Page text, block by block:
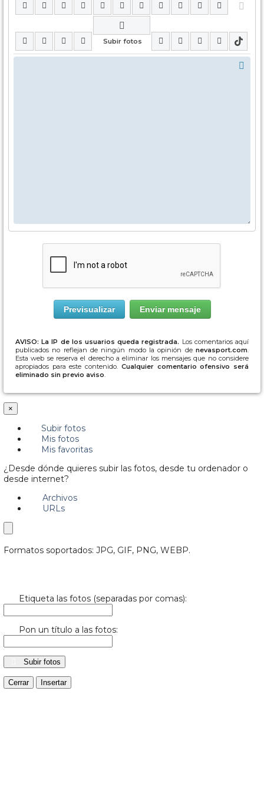
AVISO: La IP de los usuarios queda registrada. Los comentarios aquí
publicados no reflejan de ningún modo la opinión de nevasport.com
Esta web se reserva el derecho a eliminar los mensajes que no considere
apropiados para este contenido. Cualquier comentario ofensivo será
eliminado sin previo aviso
×
Subir fotos
Mis fotos
Mis favoritas
¿Desde dónde quieres subir las fotos, desde tu ordenador o
desde internet?
Archivos
URLs
Formatos soportados: JPG, GIF, PNG, WEBP.
Etiqueta las fotos (separadas por comas):
Pon un título a las fotos:
Subir fotos
Cerrar Insertar